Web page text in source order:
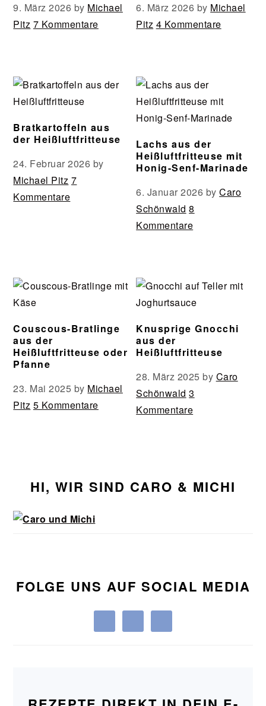
9. März 2026 by Michael
Pitz 7 Kommentare
6. März 2026 by Michael
Pitz 4 Kommentare
Bratkartoffeln aus
der Heißluftfritteuse
24. Februar 2026 by
Michael Pitz 7
Kommentare
Lachs aus der
Heißluftfritteuse mit
Honig-Senf-Marinade
6. Januar 2026 byCaro
Schönwald 8
Kommentare
Couscous-Bratlinge
aus der
Heißluftfritteuse oder
Pfanne
23. Mai 2025 by Michael
Pitz 5 Kommentare
Knusprige Gnocchi
aus der
Heißluftfritteuse
28. März 2025 by Caro
Schönwald 3
Kommentare
HI, WIR SIND CARO & MICHI
FOLGE UNS AUF SOCIAL MEDIA